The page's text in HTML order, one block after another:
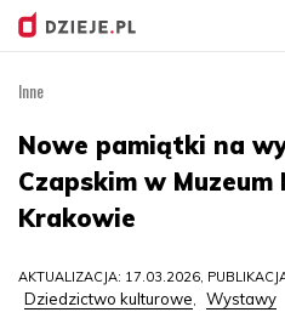
Inne
Nowe pamiątki na
Czapskim w
Krakowie
AKTUALIZACJA: 17.03.2026,
Dziedzictwo kulturowe, Wystawy